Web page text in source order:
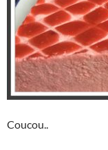
Coucou..